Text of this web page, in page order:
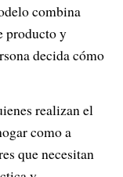
combina
producto y
decida cómo
realizan el
como a
que necesitan